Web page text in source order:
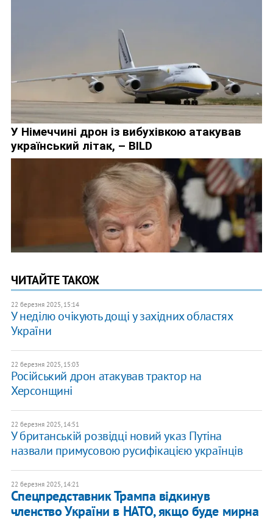
ЧИТАЙТЕ ТАКОЖ
22 березня 2025, 15:14
У неділю очікують дощі у західних областях
України
22 березня 2025, 15:03
Російський дрон атакував трактор на
Херсонщині
22 березня 2025, 14:51
У британській розвідці новий указ Путіна
назвали примусовою русифікацією українців
22 березня 2025, 14:21
Спецпредставник Трампа відкинув
членство України в НАТО, якщо буде мирна